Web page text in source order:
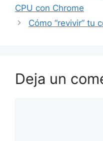
CPU con Chrome
Cómo “revivir” tu
Deja un